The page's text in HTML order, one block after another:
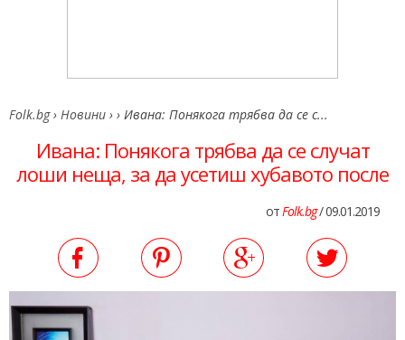
Folk.bg › Новини › › Ивана: Понякога трябва да се с...
Ивана: Понякога трябва да се случат
лоши неща, за да усетиш хубавото после
отFolk.bg/ 09.01.2019